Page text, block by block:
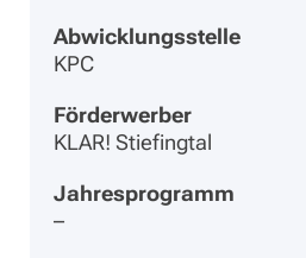
Abwicklungsstelle
KPC
Förderwerber
KLAR! Stiefingtal
Jahresprogramm
–